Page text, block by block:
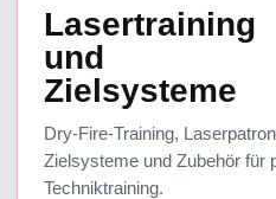
Lasertraining
und
Zielsysteme
Dry-Fire-Training,
Zielsysteme und Zubehör für
Techniktraining.